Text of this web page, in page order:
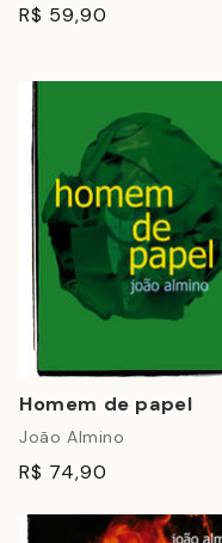
R$ 59,90
Homem de papel
João Almino
R$ 74,90